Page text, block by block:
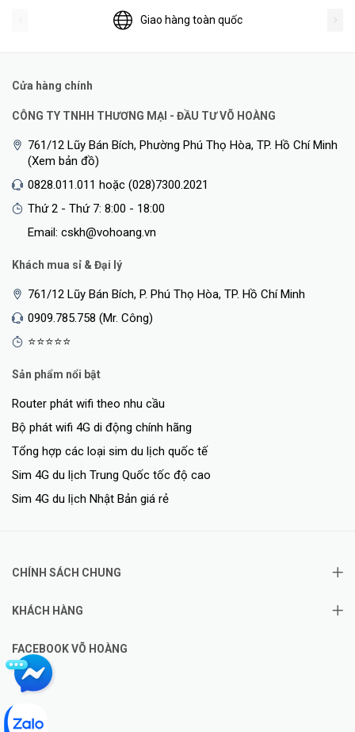
Giao hàng toàn quốc
Cửa hàng chính
CÔNG TY TNHH THƯƠNG MẠI - ĐẦU TƯ VÕ HOÀNG
761/12 Lũy Bán Bích, Phường Phú Thọ Hòa, TP. Hồ Chí Minh
(Xem bản đồ)
0828.011.011 hoặc (028)7300.2021
Thứ 2 - Thứ 7: 8:00 - 18:00
Email: cskh@vohoang.vn
Khách mua sỉ & Đại lý
761/12 Lũy Bán Bích, P. Phú Thọ Hòa, TP. Hồ Chí Minh
0909.785.758 (Mr. Công)
⭐⭐⭐⭐⭐
Sản phẩm nổi bật
Router phát wifi theo nhu cầu
Bộ phát wifi 4G di động chính hãng
Tổng hợp các loại sim du lịch quốc tế
Sim 4G du lịch Trung Quốc tốc độ cao
Sim 4G du lịch Nhật Bản giá rẻ
CHÍNH SÁCH CHUNG
KHÁCH HÀNG
FACEBOOK VÕ HOÀNG